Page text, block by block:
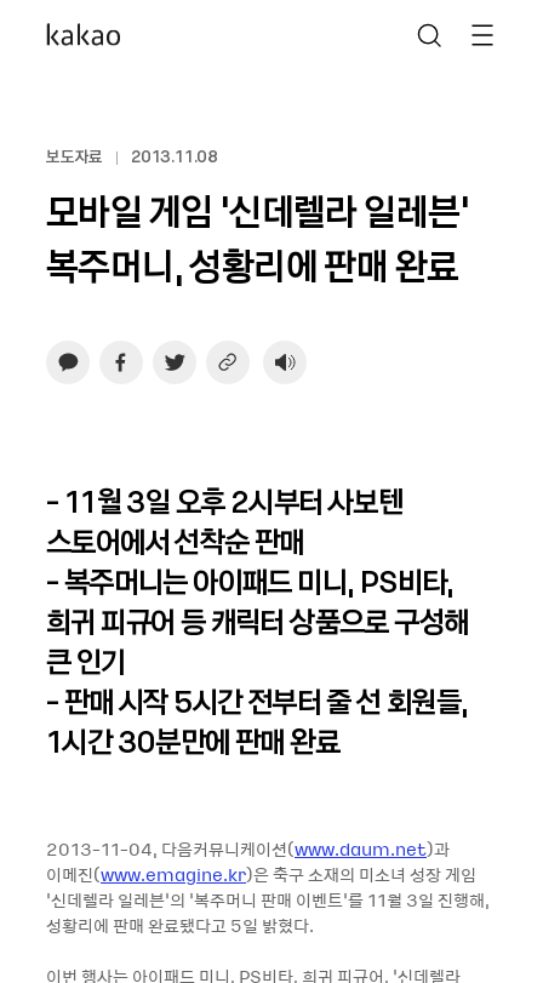
보도자료 2013.11.08
모바일 게임 ‘신데렐라 일레븐’
복주머니, 성황리에 판매 완료
- 11월 3일 오후 2시부터 사보텐
스토어에서 선착순 판매
- 복주머니는 아이패드 미니, PS비타,
희귀 피규어 등 캐릭터 상품으로 구성해
큰 인기
- 판매 시작 5시간 전부터 줄 선 회원들,
1시간 30분만에 판매 완료
2013-11-04, 다음커뮤니케이션(www.daum.net)과
이메진(www.emagine.kr)은 축구 소재의 미소녀 성장 게임
‘신데렐라 일레븐’의 ‘복주머니 판매 이벤트’를 11월 3일 진행해,
성황리에 판매 완료됐다고 5일 밝혔다.
이번 행사는 아이패드 미니, PS비타, 희귀 피규어, ‘신데렐라